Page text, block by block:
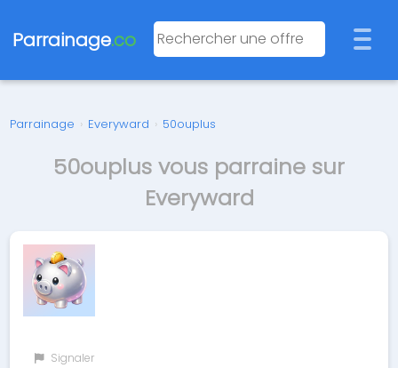
Parrainage.co
Parrainage › Everyward › 50ouplus
50ouplus vous parraine sur
Everyward
Signaler